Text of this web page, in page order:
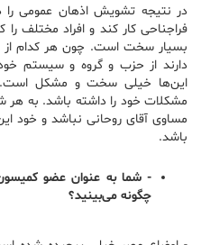
در نتیجه تشویش اذهان عمومی را
فراجناحی کار کند و افراد مختلف
بسیار سخت است. چون هر کدام از
دارند از حزب و گروه و سیستم
این‌ها خیلی سخت و مشکل است.
مشکلات خود را داشته باشد. به
مساوی آقای روحانی نباشد و خود
باشد.
-‌ شما به عنوان عضو
چگونه می‌بینید؟